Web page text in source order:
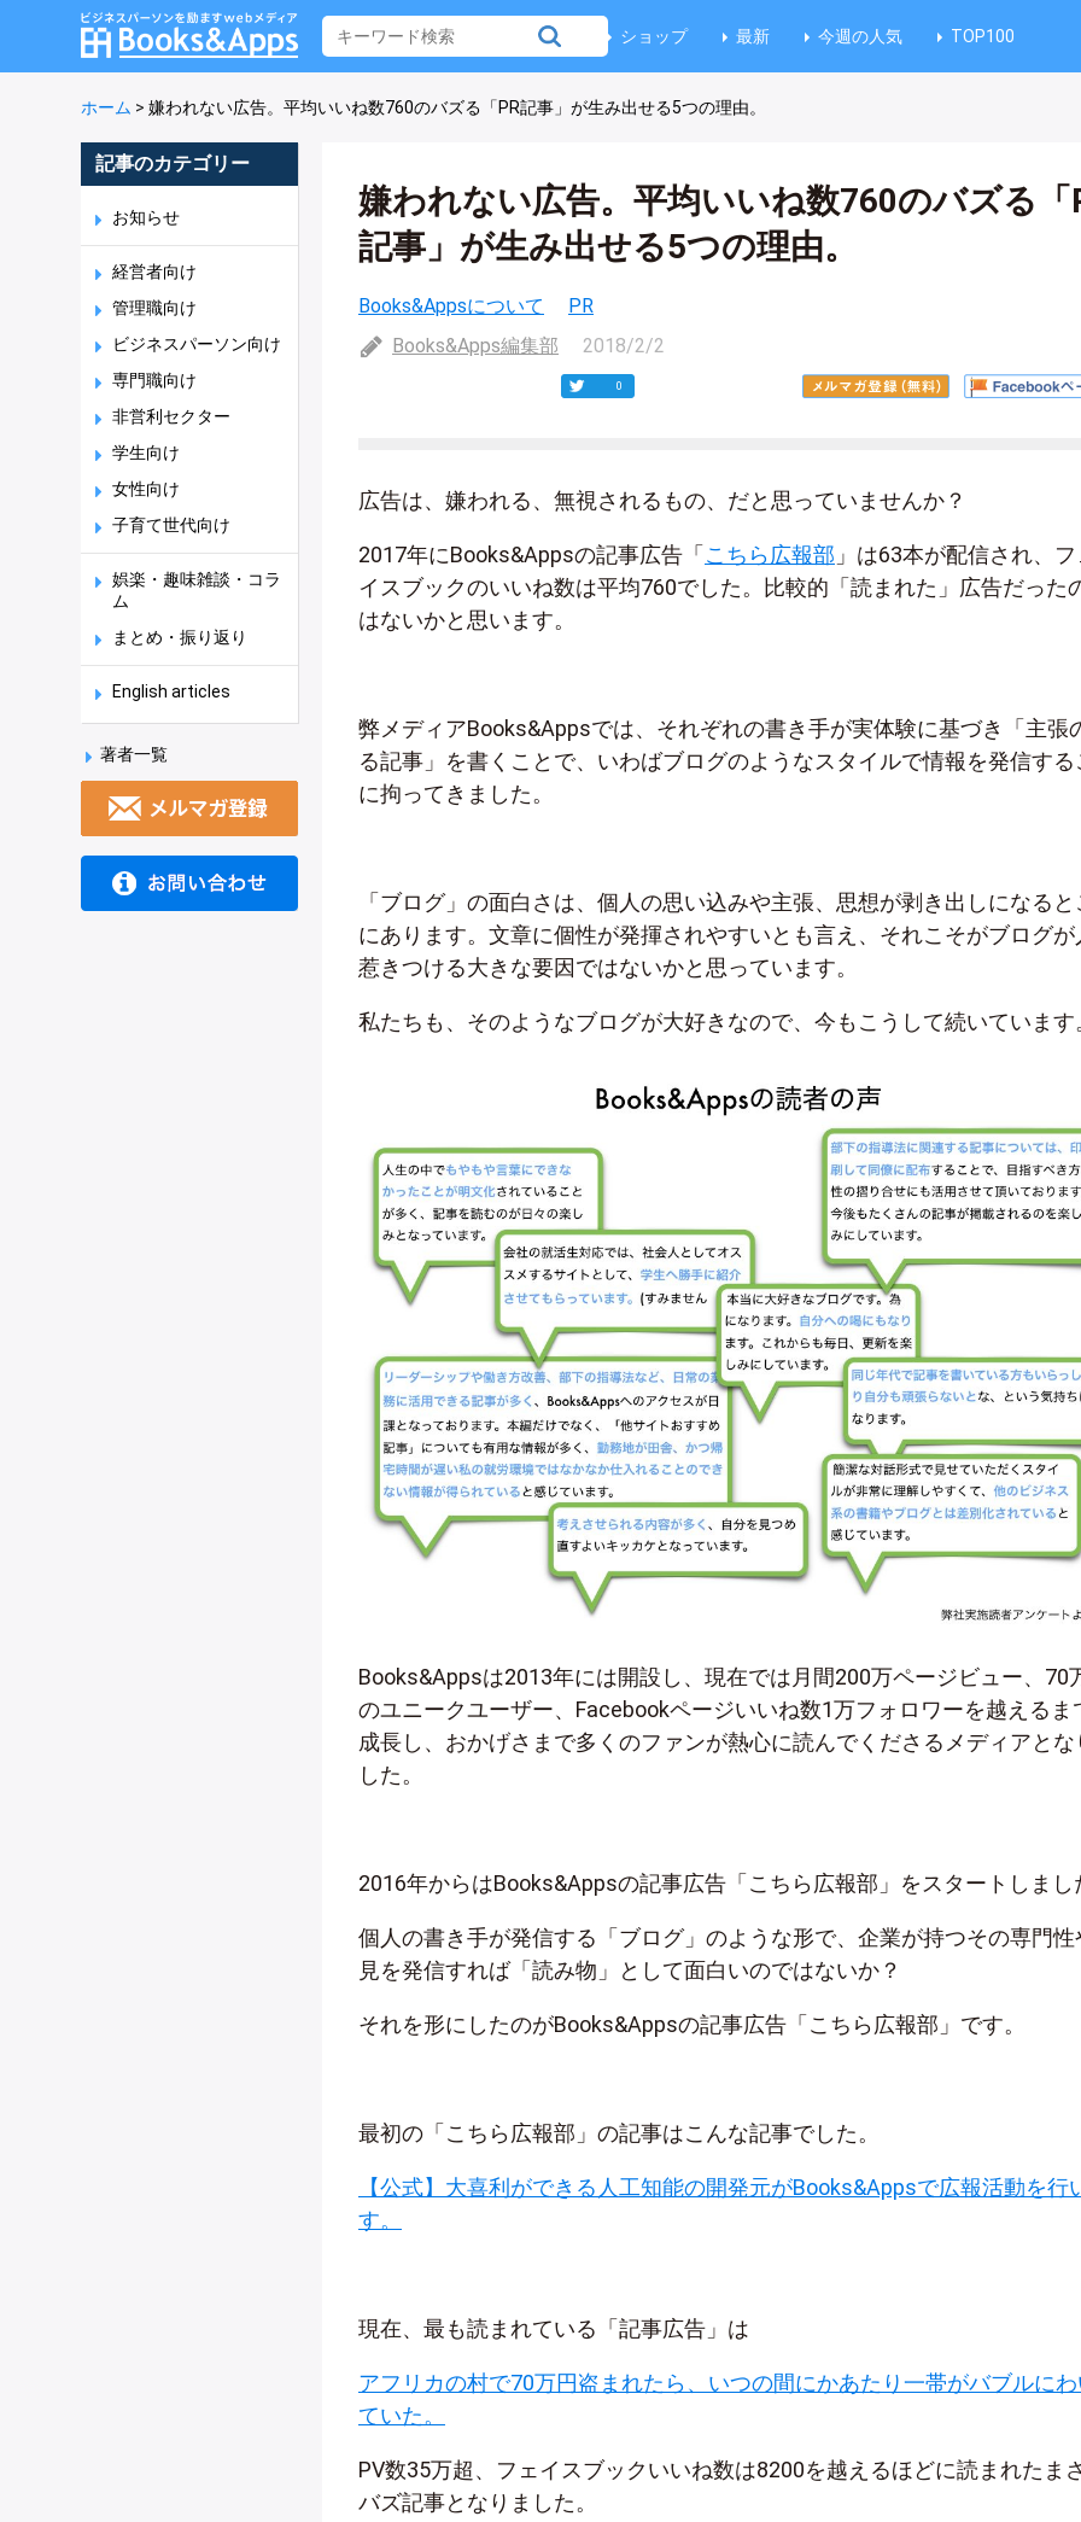
ショップ 最新 今週の人気 TOP100
ホーム > 嫌われない広告。平均いいね数760のバズる「PR記事」が生み出せる5つの理由。
記事のカテゴリー
お知らせ
経営者向け
管理職向け
ビジネスパーソン向け
専門職向け
非営利セクター
学生向け
女性向け
子育て世代向け
娯楽・趣味雑談・コラ
ム
まとめ・振り返り
English articles
著者一覧
嫌われない広告。平均いいね数760のバズる「
記事」が生み出せる5つの理由。
Books&Appsについて
PR
Books&Apps編集部
2018/2/2
0
広告は、嫌われる、無視されるもの、だと思っていませんか？
2017年にBooks&Appsの記事広告「 こちら広報部 」は63本が配信され、
イスブックのいいね数は平均760でした。比較的「読まれた」広告だった
はないかと思います。
弊メディアBooks&Appsでは、それぞれの書き手が実体験に基づき「主張
る記事」を書くことで、いわばブログのようなスタイルで情報を発信する
に拘ってきました。
「ブログ」の面白さは、個人の思い込みや主張、思想が剥き出しになると
にあります。文章に個性が発揮されやすいとも言え、それこそがブログが
惹きつける大きな要因ではないかと思っています。
私たちも、そのようなブログが大好きなので、今もこうして続いています
Books&Appsは2013年には開設し、現在では月間200万ページビュー、70
のユニークユーザー、Facebookページいいね数1万フォロワーを越えるま
成長し、おかげさまで多くのファンが熱心に読んでくださるメディアとな
した。
2016年からはBooks&Appsの記事広告「こちら広報部」をスタートしまし
個人の書き手が発信する「ブログ」のような形で、企業が持つその専門性
見を発信すれば「読み物」として面白いのではないか？
それを形にしたのがBooks&Appsの記事広告「こちら広報部」です。
最初の「こちら広報部」の記事はこんな記事でした。
【公式】大喜利ができる人工知能の開発元がBooks&Appsで広報活動を行
す。
現在、最も読まれている「記事広告」は
アフリカの村で70万円盗まれたら、いつの間にかあたり一帯がバブルに
ていた。
PV数35万超、フェイスブックいいね数は8200を越えるほどに読まれたま
バズ記事となりました。